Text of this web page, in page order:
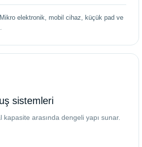
Mikro elektronik, mobil cihaz, küçük pad ve
sistemleri
kapasite arasında dengeli yapı sunar.